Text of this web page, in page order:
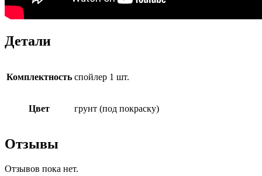
Детали
Комплектность спойлер 1 шт.
Цвет грунт (под покраску)
Отзывы
Отзывов пока нет.